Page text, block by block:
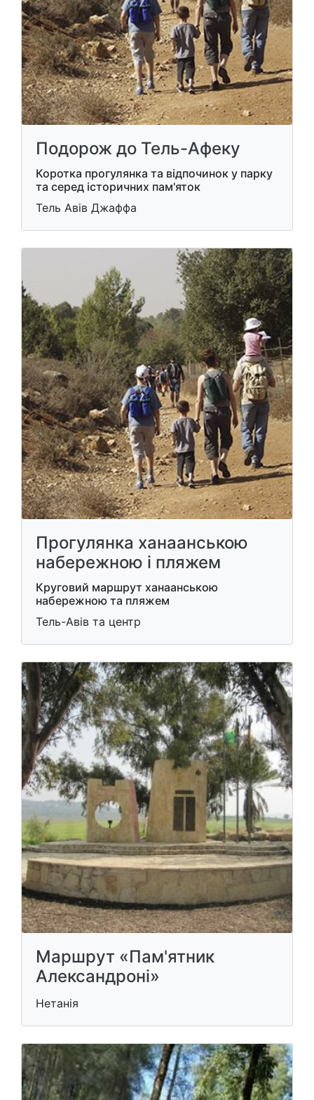
Подорож до Тель-Афеку
Коротка прогулянка та відпочинок у парку
та серед історичних пам'яток
Тель Авів Джаффа
Прогулянка ханаанською
набережною і пляжем
Круговий маршрут ханаанською
набережною та пляжем
Тель-Авів та центр
Маршрут «Пам'ятник
Александроні»
Нетанія